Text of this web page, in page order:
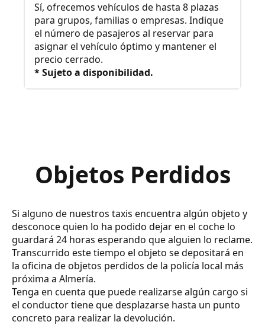
Sí, ofrecemos vehículos de hasta 8 plazas
para grupos, familias o empresas. Indique
el número de pasajeros al reservar para
asignar el vehículo óptimo y mantener el
precio cerrado.
* Sujeto a disponibilidad.
Objetos Perdidos
Si alguno de nuestros taxis encuentra algún objeto y
desconoce quien lo ha podido dejar en el coche lo
guardará 24 horas esperando que alguien lo reclame.
Transcurrido este tiempo el objeto se depositará en
la oficina de objetos perdidos de la policía local más
próxima a Almería.
Tenga en cuenta que puede realizarse algún cargo si
el conductor tiene que desplazarse hasta un punto
concreto para realizar la devolución.